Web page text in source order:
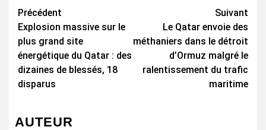
Navigation
d’article
Précédent
Explosion massive sur le
plus grand site
énergétique du Qatar : des
dizaines de blessés, 18
disparus
Suivant
Le Qatar envoie des
méthaniers dans le détroit
d’Ormuz malgré le
ralentissement du trafic
maritime
AUTEUR